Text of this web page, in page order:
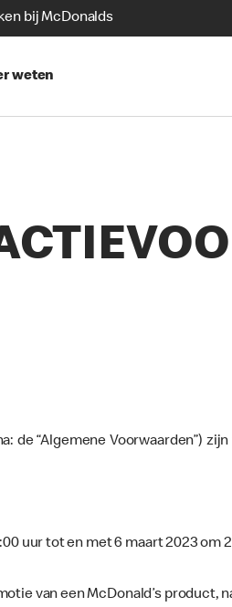
bij McDonalds
weten
de “Algemene Voorwaarden”)
uur tot en met 6 maart 2023 om
van een McDonald’s product,